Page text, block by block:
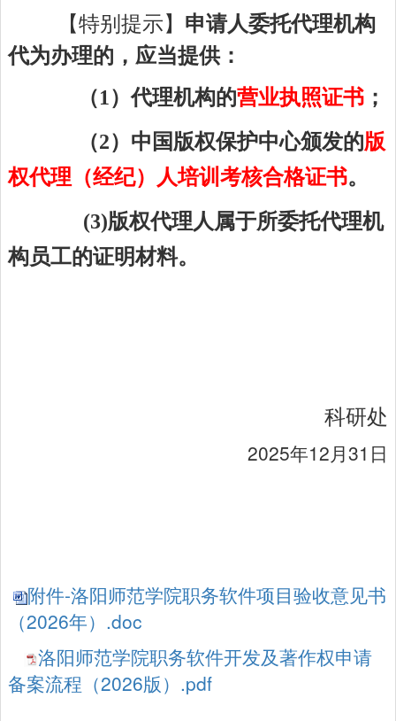
【特别提示】
申请人委托代理机构
代为办理的，应当提供：
（1）代理机构的营业执照证书 ；
（2）中国版权保护中心颁发的版
权代理（经纪）人培训考核合格证书。
(3)版权代理人属于所委托代理机
构员工的证明材料。
科研处
2025年12月31日
附件-洛阳师范学院职务软件项目验收意见书
（2026年）.doc
洛阳师范学院职务软件开发及著作权申请
备案流程（2026版）.pdf